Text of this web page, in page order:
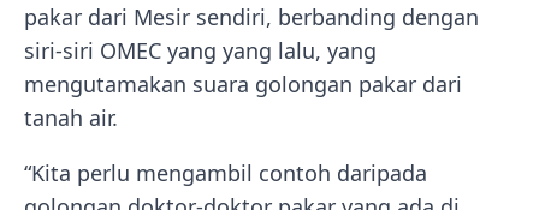
pakar dari Mesir sendiri, berbanding dengan
siri-siri OMEC yang yang lalu, yang
mengutamakan suara golongan pakar dari
tanah air.
“Kita perlu mengambil contoh daripada